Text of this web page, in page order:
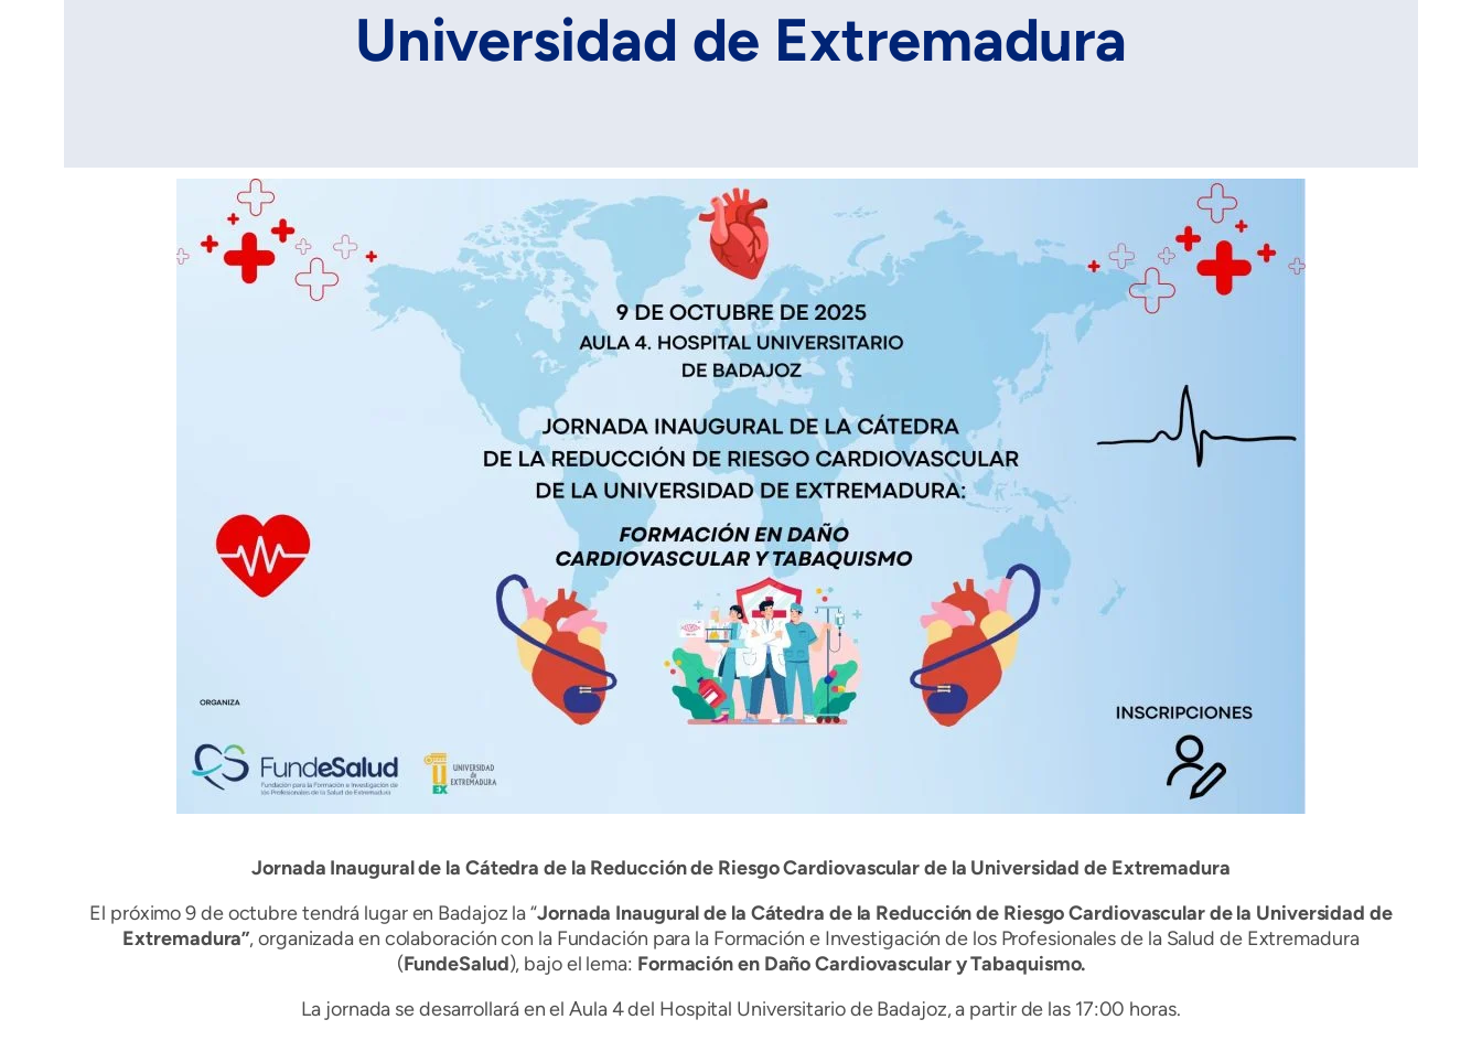
Universidad de Extremadura
Jornada Inaugural de la Cátedra de la Reducción de Riesgo Cardiovascular de la Universidad de Extremadura
El próximo 9 de octubre tendrá lugar en Badajoz la “Jornada Inaugural de la Cátedra de la Reducción de Riesgo Cardiovascular de la Universidad de
Extremadura”, organizada en colaboración con la Fundación para la Formación e Investigación de los Profesionales de la Salud de Extremadura
(FundeSalud), bajo el lema: Formación en Daño Cardiovascular y Tabaquismo.
La jornada se desarrollará en el Aula 4 del Hospital Universitario de Badajoz, a partir de las 17:00 horas.